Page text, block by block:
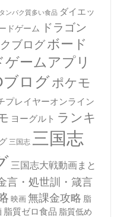
タンパク質多い食品 ダイエッ
ドゲーム
ドラゴン
ブログボード
ゲームアプリ
ブログポケモ
プレイヤーオンライン
ヨーグルト ランキ
三国志 三国志
三国志大戦動画まと
言・処世訓・箴言
映画 無課金攻略 脂
脂質ゼロ食品 脂質低め